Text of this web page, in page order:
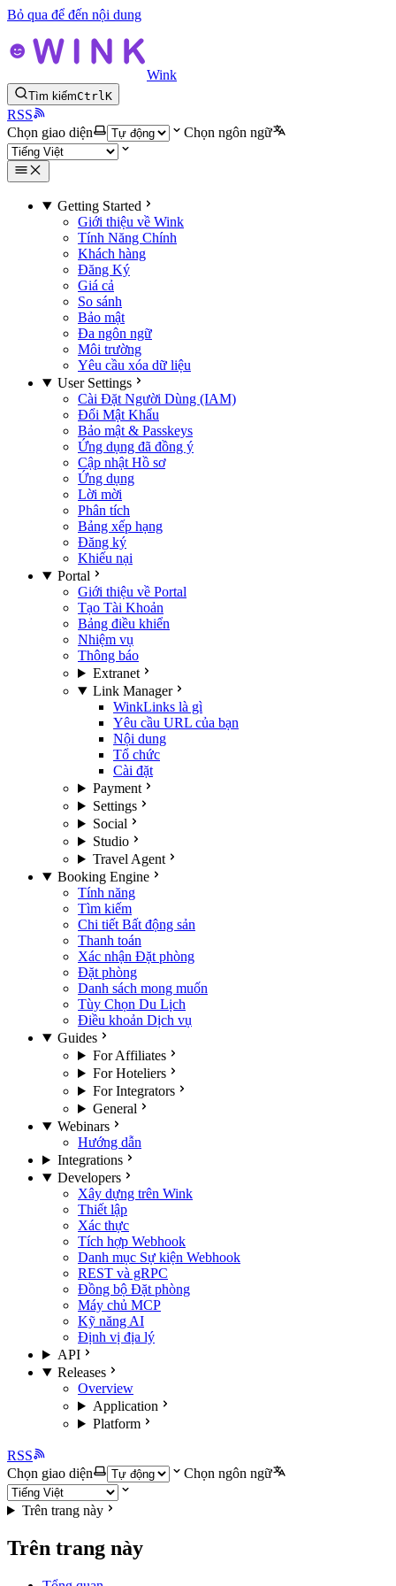
Bỏ qua để đến nội dung
Wink
Tìm kiếmCtrlK
RSS
Chọn giao diện
Chọn ngôn ngữ
Getting Started
Giới thiệu về Wink
Tính Năng Chính
Khách hàng
Đăng Ký
Giá cả
So sánh
Bảo mật
Đa ngôn ngữ
Môi trường
Yêu cầu xóa dữ liệu
User Settings
Cài Đặt Người Dùng (IAM)
Đổi Mật Khẩu
Bảo mật & Passkeys
Ứng dụng đã đồng ý
Cập nhật Hồ sơ
Ứng dụng
Lời mời
Phân tích
Bảng xếp hạng
Đăng ký
Khiếu nại
Portal
Giới thiệu về Portal
Tạo Tài Khoản
Bảng điều khiển
Nhiệm vụ
Thông báo
Extranet
Link Manager
WinkLinks là gì
Yêu cầu URL của bạn
Nội dung
Tổ chức
Cài đặt
Payment
Settings
Social
Studio
Travel Agent
Booking Engine
Tính năng
Tìm kiếm
Chi tiết Bất động sản
Thanh toán
Xác nhận Đặt phòng
Đặt phòng
Danh sách mong muốn
Tùy Chọn Du Lịch
Điều khoản Dịch vụ
Guides
For Affiliates
For Hoteliers
For Integrators
General
Webinars
Hướng dẫn
Integrations
Developers
Xây dựng trên Wink
Thiết lập
Xác thực
Tích hợp Webhook
Danh mục Sự kiện Webhook
REST và gRPC
Đồng bộ Đặt phòng
Máy chủ MCP
Kỹ năng AI
Định vị địa lý
API
Releases
Overview
Application
Platform
RSS
Chọn giao diện
Chọn ngôn ngữ
Trên trang này
Trên trang này